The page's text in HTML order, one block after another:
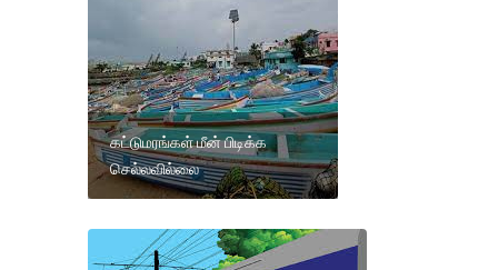
கட்டுமரங்கள் மீன் பிடிக்க
செல்லவில்லை